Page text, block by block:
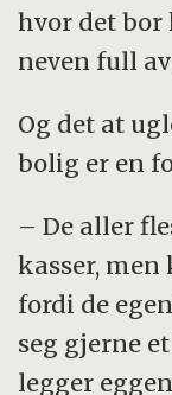
hvor det
neven full
Og det at
bolig er en
– De aller
kasser,
fordi de
seg gjerne
legger